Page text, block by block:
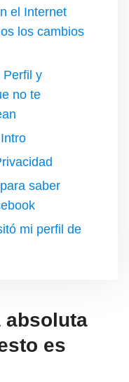
el Internet
los cambios
Perfil y
no te
saber
mi perfil de
absoluta
es